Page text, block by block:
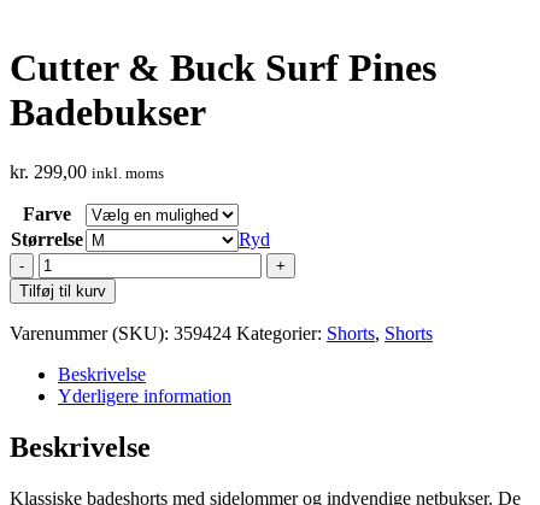
Cutter & Buck Surf Pines
Badebukser
kr. 299,00 inkl. moms
Farve
Størrelse
Ryd
Cutter
&
Buck
Surf
Badebukser
antal
Tilføj til kurv
Varenummer (SKU): 359424 Kategorier: Shorts, Shorts
Beskrivelse
Yderligere information
Beskrivelse
Klassiske badeshorts med sidelommer og indvendige netbukser. De